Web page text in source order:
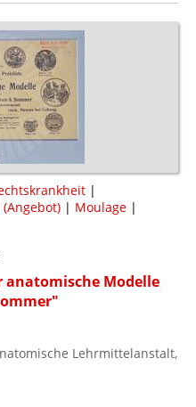
|
| Moulage |
Modelle
Lehrmittelanstalt,